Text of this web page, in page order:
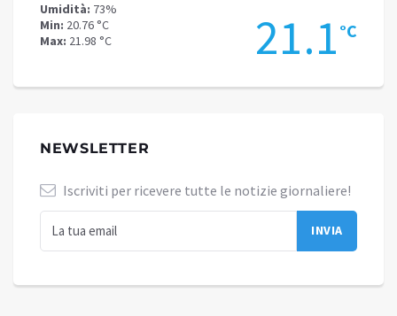
Umidità: 73%
Min: 20.76 °C
Max: 21.98 °C 21.1 °C
NEWSLETTER
Iscriviti per ricevere tutte le notizie giornaliere!